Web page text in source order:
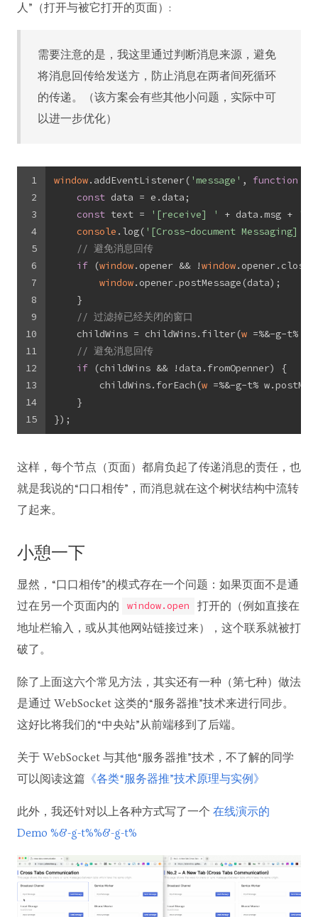
人”（打开与被它打开的页面）:
需要注意的是，我这里通过判断消息来源，避免
将消息回传给发送方，防止消息在两者间死循环
的传递。（该方案会有些其他小问题，实际中可
以进一步优化）
1
2
3
4
5
6
7
8
9
10
11
12
13
14
15
window.addEventListener( 'message' , function
const data = e.data;
const text = '[receive] ' + data.msg +
'
console .log( '[Cross-document Messaging]
// 避免消息回传
if (window.opener && !window
window.opener.postMessage(data);
    }
// 过滤掉已经关闭的窗口
    childWins = childWins.filter(
w =%&-g-t%
// 避免消息回传
if (childWins && !data.fromOpenner) {
        childWins.forEach(
w =%&-g-t%
    }
});
这样，每个节点（页面）都肩负起了传递消息的责任，也
就是我说的“口口相传”，而消息就在这个树状结构中流转
了起来。
小憩一下
显然，“口口相传”的模式存在一个问题：如果页面不是通
过在另一个页面内的
window.open
打开的（例如直接在
地址栏输入，或从其他网站链接过来），这个联系就被打
破了。
除了上面这六个常见方法，其实还有一种（第七种）做法
是通过 WebSocket 这类的“服务器推”技术来进行同步。
这好比将我们的“中央站”从前端移到了后端。
关于 WebSocket 与其他“服务器推”技术，不了解的同学
可以阅读这篇 《各类“服务器推”技术原理与实例》
此外，我还针对以上各种方式写了一个 在线演示的
Demo %&-g-t%%&-g-t%